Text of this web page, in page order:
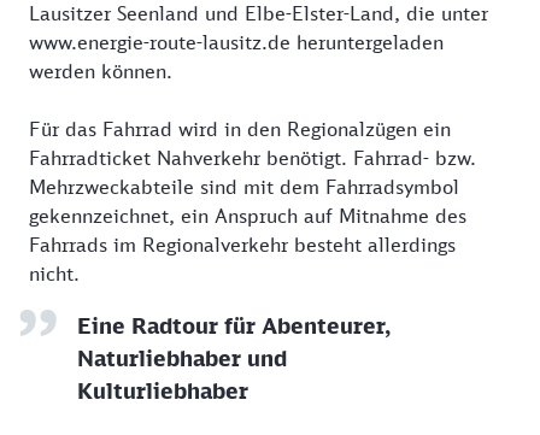
Lausitzer Seenland und Elbe-Elster-Land, die unter
www.energie-route-lausitz.de heruntergeladen
werden können.
Für das Fahrrad wird in den Regionalzügen ein
Fahrradticket Nahverkehr benötigt. Fahrrad- bzw.
Mehrzweckabteile sind mit dem Fahrradsymbol
gekennzeichnet, ein Anspruch auf Mitnahme des
Fahrrads im Regionalverkehr besteht allerdings
nicht.
Eine Radtour für Abenteurer,
Naturliebhaber und
Kulturliebhaber